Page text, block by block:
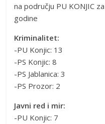
na području PU KONJIC
godine
Kriminalitet:
-PU Konjic: 13
-PS Konjic: 8
-PS Jablanica: 3
-PS Prozor: 2
Javni red i mir:
-PU Konjic: 7